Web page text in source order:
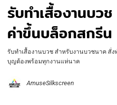
รับทำเสื้องานบว
ค่าขึ้นบล็อกสกรีน
รับทำเสื้องานบวช สำหรับงานบวชนาค
บุญต้องพร้อมทุกงานแห่นาค
AmuseSilkscreen